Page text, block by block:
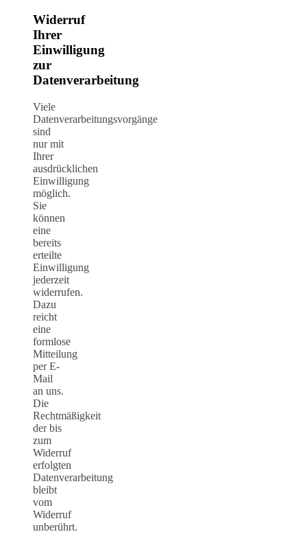
Widerruf
Ihrer
Einwilligung
zur
Datenverarbeitung
Viele
Datenverarbeitungsvorgänge
sind
nur mit
Ihrer
ausdrücklichen
Einwilligung
möglich.
Sie
können
eine
bereits
erteilte
Einwilligung
jederzeit
widerrufen.
Dazu
reicht
eine
formlose
Mitteilung
per E-
Mail
an uns.
Die
Rechtmäßigkeit
der bis
zum
Widerruf
erfolgten
Datenverarbeitung
bleibt
vom
Widerruf
unberührt.